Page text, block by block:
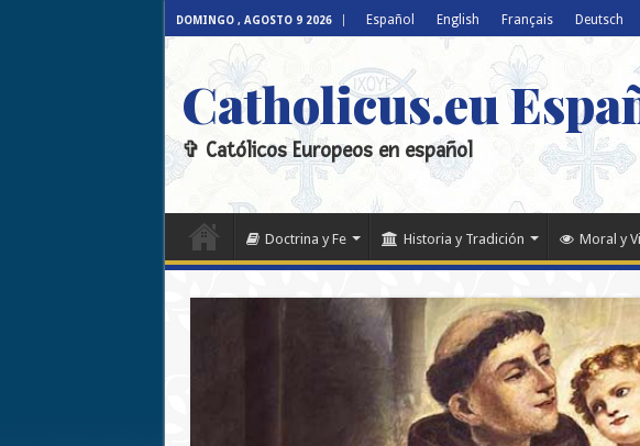
DOMINGO , AGOSTO 9 2026 Español English Français Deutsch
Catholicus.eu
✞ Católicos Europeos en español
Doctrina y Fe Historia y Tradición Moral y